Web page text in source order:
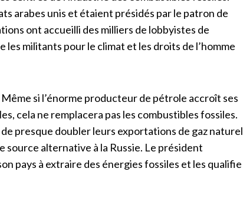
arabes unis et étaient présidés par le patron de
ont accueilli des milliers de lobbyistes de
militants pour le climat et les droits de l’homme
si l’énorme producteur de pétrole accroît ses
cela ne remplacera pas les combustibles fossiles.
presque doubler leurs exportations de gaz naturel
alternative à la Russie. Le président
pays à extraire des énergies fossiles et les qualifie